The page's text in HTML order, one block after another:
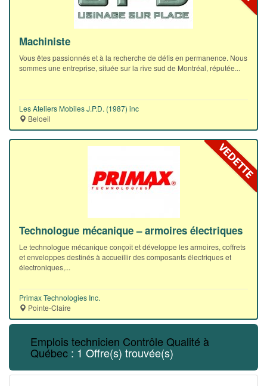
Machiniste
Vous êtes passionnés et à la recherche de défis en permanence. Nous
sommes une entreprise, située sur la rive sud de Montréal, réputée...
Les Ateliers Mobiles J.P.D. (1987) inc
Beloeil
Technologue mécanique – armoires électriques
Le technologue mécanique conçoit et développe les armoires, coffrets
et enveloppes destinés à accueillir des composants électriques et
électroniques,...
Primax Technologies Inc.
Pointe-Claire
Emplois technicien Contrôle Qualité à
Québec : 1 Offre(s) trouvée(s)